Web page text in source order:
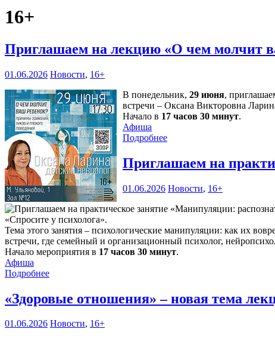
16+
Приглашаем на лекцию «О чем молчит
01.06.2026 Новости, 16+
В понедельник, 29 июня,
встречи – Оксана Викторовна
Начало в 17 часов 30 минут.
Афиша
Подробнее
Приглашаем на
01.06.2026 Новости, 16+
«Спросите у психолога».
Тема этого занятия – психологические манипуляции: как их
встречи, где семейный и организационный психолог,
Начало мероприятия в 17 часов 30 минут.
Афиша
Подробнее
«Здоровые отношения» – новая тема
01.06.2026 Новости, 16+